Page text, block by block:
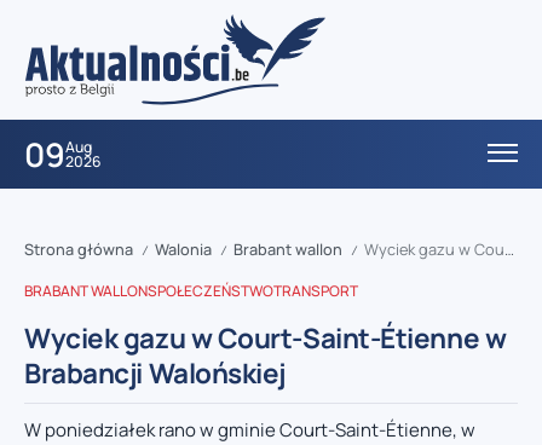
09Aug
2026
Strona główna / Walonia / Brabant wallon / Wyciek gazu w Court-Saint-Étienne w Brabancji Walońskiej
BRABANT WALLONSPOŁECZEŃSTWOTRANSPORT
Wyciek gazu w Court-Saint-Étienne w
Brabancji Walońskiej
W poniedziałek rano w gminie Court-Saint-Étienne, w